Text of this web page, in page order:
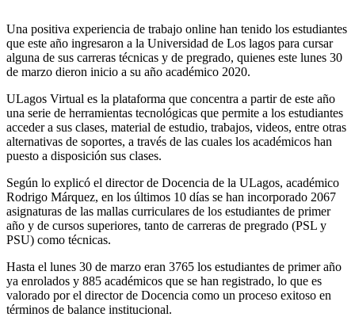
Una positiva experiencia de trabajo online han tenido los estudiantes
que este año ingresaron a la Universidad de Los lagos para cursar
alguna de sus carreras técnicas y de pregrado, quienes este lunes 30
de marzo dieron inicio a su año académico 2020.
ULagos Virtual es la plataforma que concentra a partir de este año
una serie de herramientas tecnológicas que permite a los estudiantes
acceder a sus clases, material de estudio, trabajos, videos, entre otras
alternativas de soportes, a través de las cuales los académicos han
puesto a disposición sus clases.
Según lo explicó el director de Docencia de la ULagos, académico
Rodrigo Márquez, en los últimos 10 días se han incorporado 2067
asignaturas de las mallas curriculares de los estudiantes de primer
año y de cursos superiores, tanto de carreras de pregrado (PSL y
PSU) como técnicas.
Hasta el lunes 30 de marzo eran 3765 los estudiantes de primer año
ya enrolados y 885 académicos que se han registrado, lo que es
valorado por el director de Docencia como un proceso exitoso en
términos de balance institucional.